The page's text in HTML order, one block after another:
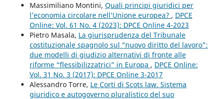
Massimiliano Montini, Quali principi giuridici per
l’economia circolare nell’Unione europea? , DPCE
Online: Vol. 61 No. 4 (2023): DPCE Online 4-2023
Pietro Masala, La giurisprudenza del Tribunale
costituzionale spagnolo sul “nuovo diritto del lavoro”:
due modelli di giudizio alternativi di fronte alle
riforme “flessibilizzatrici” in Europa , DPCE Online:
Vol. 31 No. 3 (2017): DPCE Online 3-2017
Alessandro Torre, Le Corti di Scots law. Sistema
giuridico e autogoverno pluralistico del suo